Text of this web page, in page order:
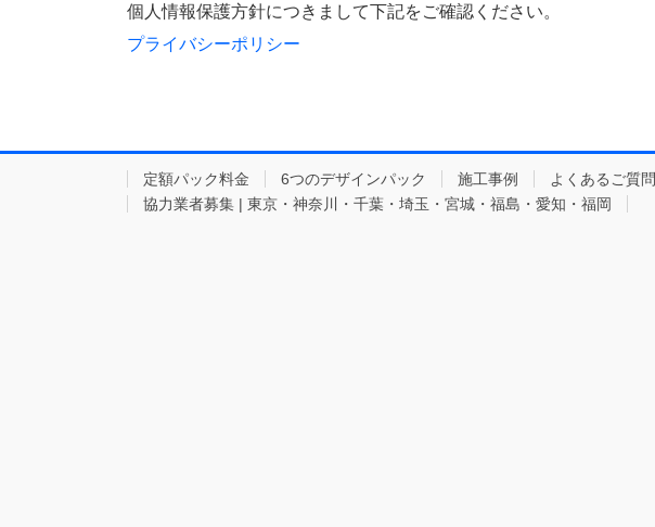
個人情報保護方針につきまして下記をご確認ください。
プライバシーポリシー
定額パック料金 6つのデザインパック 施工事例 よくあるご質問
協力業者募集 | 東京・神奈川・千葉・埼玉・宮城・福島・愛知・福岡